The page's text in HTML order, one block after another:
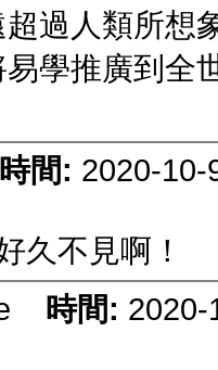
過人類所想
學推廣到全
時間: 2020-10-
久不見啊！
時間: 2020-